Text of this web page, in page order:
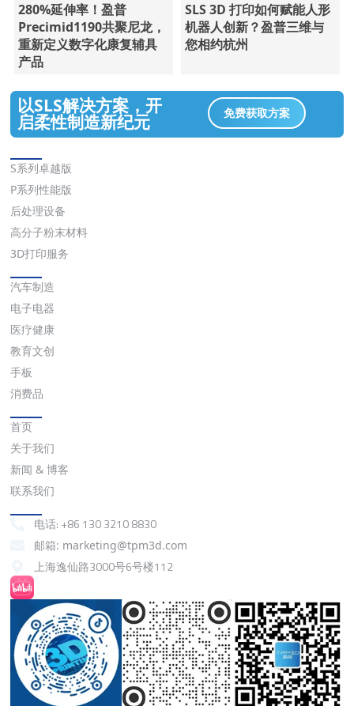
280%延伸率！盈普
Precimid1190共聚尼龙，
重新定义数字化康复辅具
产品
SLS 3D 打印如何赋能人形
机器人创新？盈普三维与
您相约杭州
以SLS解决方案，开
启柔性制造新纪元 免费获取方案
S系列卓越版
P系列性能版
后处理设备
高分子粉末材料
3D打印服务
汽车制造
电子电器
医疗健康
教育文创
手板
消费品
首页
关于我们
新闻 & 博客
联系我们
电话: +86 130 3210 8830
邮箱: marketing@tpm3d.com
上海逸仙路3000号6号楼112